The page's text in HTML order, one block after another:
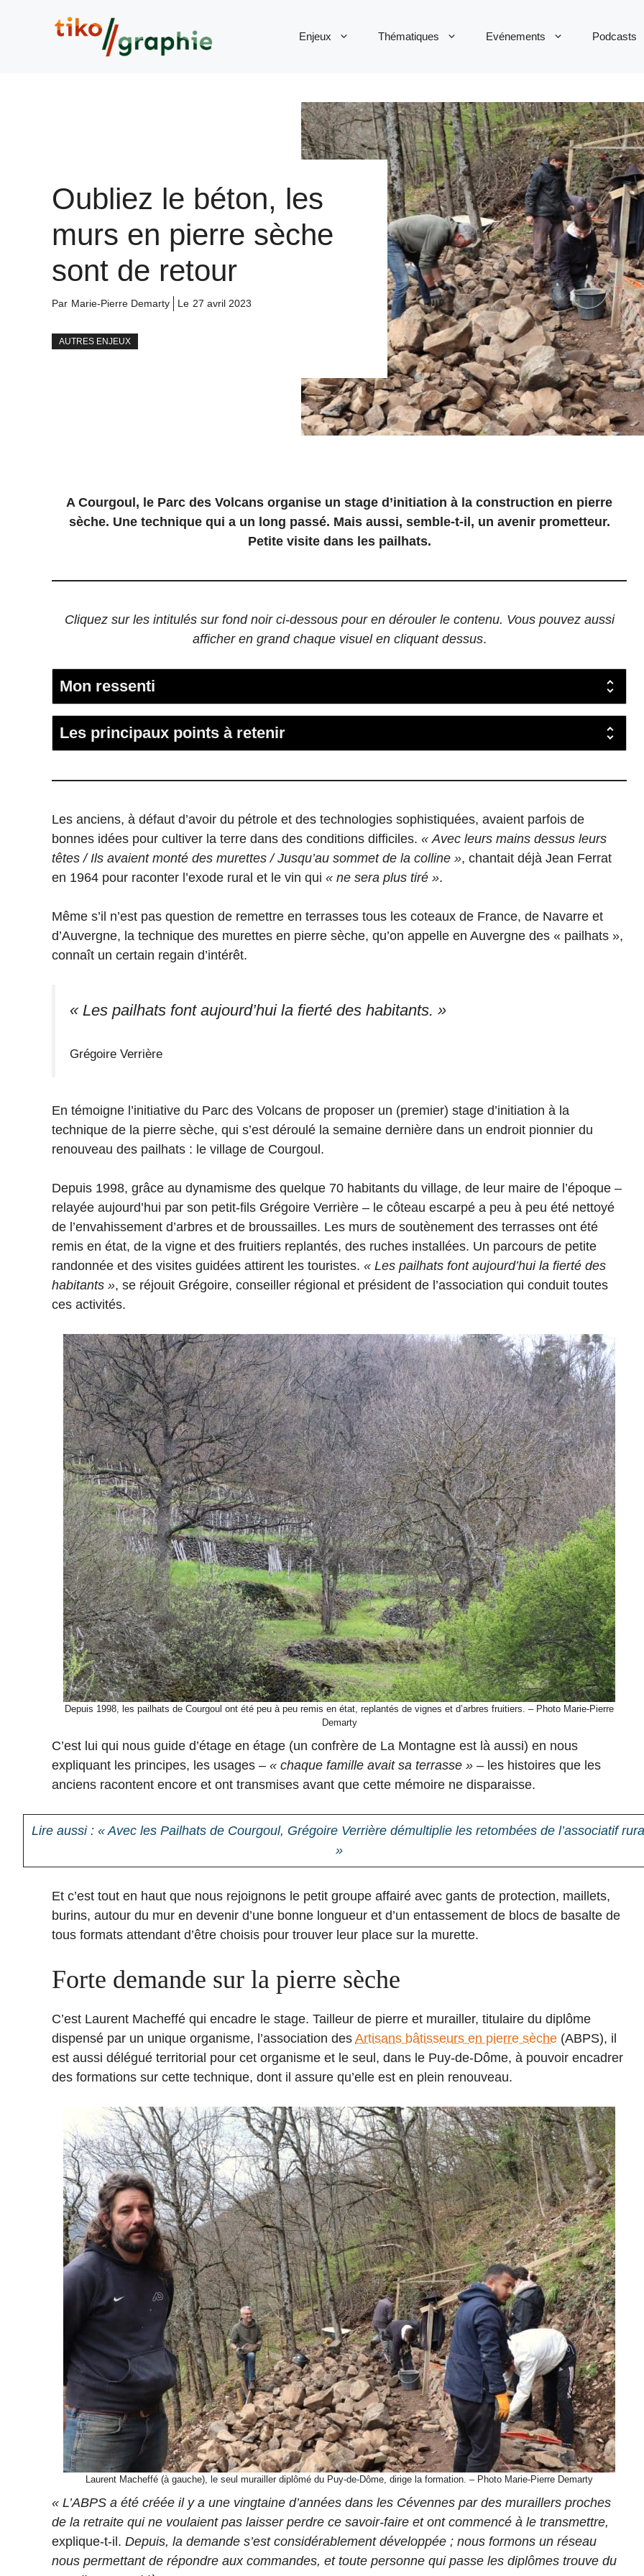
Enjeux Thématiques Evénements Podcasts
Oubliez le béton, les
murs en pierre sèche
sont de retour
Par Marie-Pierre Demarty Le 27 avril 2023
AUTRES ENJEUX
A Courgoul, le Parc des Volcans organise un stage d’initiation à la construction en pierre
sèche. Une technique qui a un long passé. Mais aussi, semble-t-il, un avenir prometteur.
Petite visite dans les pailhats.
Cliquez sur les intitulés sur fond noir ci-dessous pour en dérouler le contenu. Vous pouvez aussi
afficher en grand chaque visuel en cliquant dessus.
Mon ressenti
Les principaux points à retenir
Les anciens, à défaut d’avoir du pétrole et des technologies sophistiquées, avaient parfois de
bonnes idées pour cultiver la terre dans des conditions difficiles. « Avec leurs mains dessus leurs
têtes / Ils avaient monté des murettes / Jusqu’au sommet de la colline », chantait déjà Jean Ferrat
en 1964 pour raconter l’exode rural et le vin qui « ne sera plus tiré ».
Même s’il n’est pas question de remettre en terrasses tous les coteaux de France, de Navarre et
d’Auvergne, la technique des murettes en pierre sèche, qu’on appelle en Auvergne des « pailhats »,
connaît un certain regain d’intérêt.
« Les pailhats font aujourd’hui la fierté des habitants. »
Grégoire Verrière
En témoigne l’initiative du Parc des Volcans de proposer un (premier) stage d’initiation à la
technique de la pierre sèche, qui s’est déroulé la semaine dernière dans un endroit pionnier du
renouveau des pailhats : le village de Courgoul.
Depuis 1998, grâce au dynamisme des quelque 70 habitants du village, de leur maire de l’époque –
relayée aujourd’hui par son petit-fils Grégoire Verrière – le côteau escarpé a peu à peu été nettoyé
de l’envahissement d’arbres et de broussailles. Les murs de soutènement des terrasses ont été
remis en état, de la vigne et des fruitiers replantés, des ruches installées. Un parcours de petite
randonnée et des visites guidées attirent les touristes. « Les pailhats font aujourd’hui la fierté des
habitants », se réjouit Grégoire, conseiller régional et président de l’association qui conduit toutes
ces activités.
Depuis 1998, les pailhats de Courgoul ont été peu à peu remis en état, replantés de vignes et d’arbres fruitiers. – Photo Marie-Pierre
Demarty
C’est lui qui nous guide d’étage en étage (un confrère de La Montagne est là aussi) en nous
expliquant les principes, les usages – « chaque famille avait sa terrasse » – les histoires que les
anciens racontent encore et ont transmises avant que cette mémoire ne disparaisse.
Lire aussi : « Avec les Pailhats de Courgoul, Grégoire Verrière démultiplie les retombées de l’associatif
»
Et c’est tout en haut que nous rejoignons le petit groupe affairé avec gants de protection, maillets,
burins, autour du mur en devenir d’une bonne longueur et d’un entassement de blocs de basalte de
tous formats attendant d’être choisis pour trouver leur place sur la murette.
Forte demande sur la pierre sèche
C’est Laurent Macheffé qui encadre le stage. Tailleur de pierre et murailler, titulaire du diplôme
dispensé par un unique organisme, l’association des Artisans bâtisseurs en pierre sèche (ABPS), il
est aussi délégué territorial pour cet organisme et le seul, dans le Puy-de-Dôme, à pouvoir encadrer
des formations sur cette technique, dont il assure qu’elle est en plein renouveau.
Laurent Macheffé (à gauche), le seul murailler diplômé du Puy-de-Dôme, dirige la formation. – Photo Marie-Pierre Demarty
« L’ABPS a été créée il y a une vingtaine d’années dans les Cévennes par des muraillers proches
de la retraite qui ne voulaient pas laisser perdre ce savoir-faire et ont commencé à le transmettre,
explique-t-il. Depuis, la demande s’est considérablement développée ; nous formons un réseau
nous permettant de répondre aux commandes, et toute personne qui passe les diplômes trouve du